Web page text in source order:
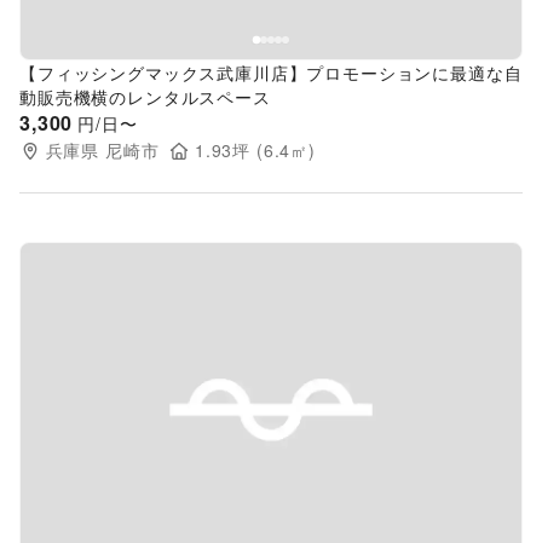
【フィッシングマックス武庫川店】プロモーションに最適な自
動販売機横のレンタルスペース
3,300 円/日〜
兵庫県 尼崎市 1.93坪 (6.4㎡)
Previous slide